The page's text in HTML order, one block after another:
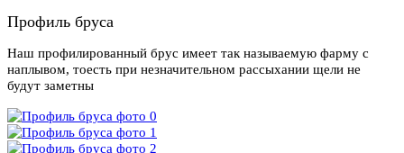
Профиль бруса
Наш профилированный брус имеет так называемую фарму с
наплывом, тоесть при незначительном рассыхании щели не
будут заметны